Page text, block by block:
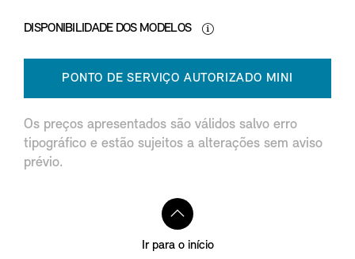
DISPONIBILIDADE DOS MODELOS
PONTO DE SERVIÇO AUTORIZADO MINI
Os preços apresentados são válidos salvo erro
tipográfico e estão sujeitos a alterações sem aviso
prévio.
Ir para o início